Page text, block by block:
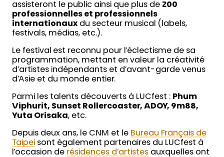
assisteront le public ainsi que plus de 200
professionnelles et professionnels
internationaux du secteur musical (labels,
festivals, médias, etc.).
Le festival est reconnu pour l’éclectisme de sa
programmation, mettant en valeur la créativité
d’artistes indépendants et d’avant-garde venus
d’Asie et du monde entier.
Parmi les talents découverts à LUCfest : Phum
Viphurit, Sunset Rollercoaster, ADOY, 9m88,
Yuta Orisaka, etc.
Depuis deux ans, le CNM et le Bureau Français de
Taipei sont également partenaires du LUCfest à
l’occasion de résidences d’artistes auxquelles ont